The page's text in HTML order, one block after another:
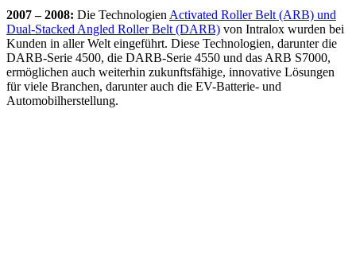
2007 – 2008: Die Technologien Activated Roller Belt (ARB) und
Dual-Stacked Angled Roller Belt (DARB) von Intralox wurden bei
Kunden in aller Welt eingeführt. Diese Technologien, darunter die
DARB-Serie 4500, die DARB-Serie 4550 und das ARB S7000,
ermöglichen auch weiterhin zukunftsfähige, innovative Lösungen
für viele Branchen, darunter auch die EV-Batterie- und
Automobilherstellung.